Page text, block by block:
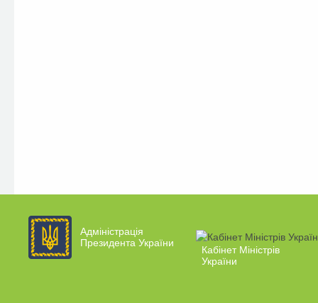
Адміністрація
Президента України
Кабінет Міністрів
України